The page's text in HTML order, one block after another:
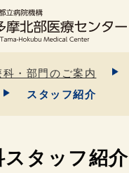
科・部門のご案内
スタッフ紹介
スタッフ紹介